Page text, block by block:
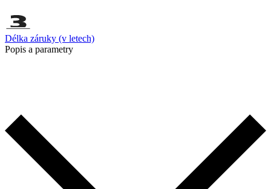
Délka záruky (v letech)
Popis a parametry